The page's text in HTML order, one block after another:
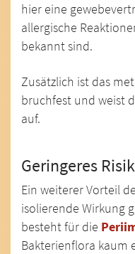
hier eine
allergische
bekannt sind.
Zusätzlich ist das
bruchfest und weist
auf.
Geringeres
Ein weiterer Vorteil
isolierende Wirkung
besteht für die
Bakterienflora kaum